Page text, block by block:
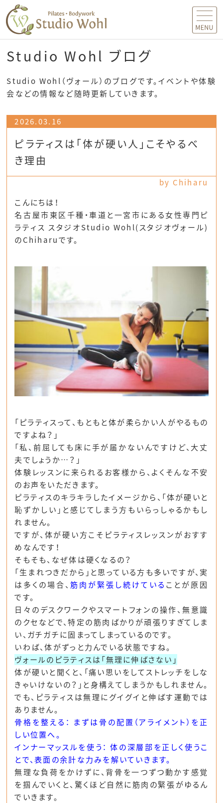
MENU
Studio Wohl ブログ
Studio Wohl（ヴォール）のブログです。イベントや体験
会などの情報など随時更新していきます。
2026.03.16
ピラティスは「体が硬い人」こそやるべ
き理由
by Chiharu
こんにちは！
名古屋市東区千種・車道と一宮市にある女性専門ピ
ラティス スタジオStudio Wohl(スタジオヴォール)
のChiharuです。
「ピラティスって、もともと体が柔らかい人がやるもの
ですよね？」
「私、前屈しても床に手が届かないんですけど、大丈
夫でしょうか…？」
体験レッスンに来られるお客様から、よくそんな不安
のお声をいただきます。
ピラティスのキラキラしたイメージから、「体が硬いと
恥ずかしい」と感じてしまう方もいらっしゃるかもし
れません。
ですが、体が硬い方こそピラティスレッスンがおすす
めなんです！
そもそも、なぜ体は硬くなるの？
「生まれつきだから」と思っている方も多いですが、実
は多くの場合、筋肉が緊張し続けている ことが原因
です。
日々のデスクワークやスマートフォンの操作、無意識
のクセなどで、特定の筋肉ばかりが頑張りすぎてしま
い、ガチガチに固まってしまっているのです。
いわば、体がずっと力んでいる状態ですね。
ヴォールのピラティスは「無理に伸ばさない」
体が硬いと聞くと、「痛い思いをしてストレッチをしな
きゃいけないの？」と身構えてしまうかもしれません。
でも、ピラティスは無理にグイグイと伸ばす運動では
ありません。
骨格を整える： まずは骨の配置（アライメント）を正
しい位置へ。
インナーマッスルを使う： 体の深層部を正しく使うこ
とで、表面の余計な力みを解いていきます。
無理な負荷をかけずに、背骨を一つずつ動かす感覚
を掴んでいくと、驚くほど自然に筋肉の緊張がゆるん
でいきます。